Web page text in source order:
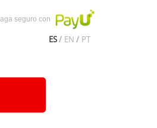
seguro con
ES / EN / PT